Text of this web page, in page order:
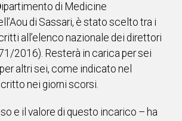
ipartimento di Medicine
di Sassari, è stato scelto tra i
all’elenco nazionale dei direttori
2016). Resterà in carica per sei
altri sei, come indicato nel
nei giorni scorsi.
e il valore di questo incarico – ha